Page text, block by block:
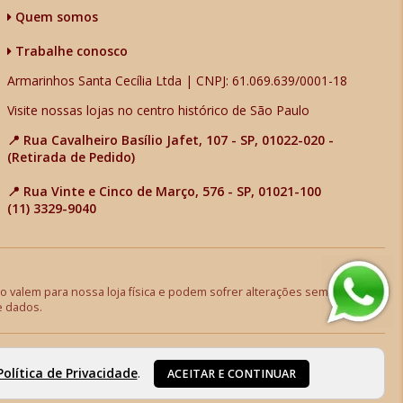
Quem somos
Trabalhe conosco
Armarinhos Santa Cecília Ltda | CNPJ: 61.069.639/0001-18
Visite nossas lojas no centro histórico de São Paulo
📍 Rua Cavalheiro Basílio Jafet, 107 - SP, 01022-020 -
(Retirada de Pedido)
📍 Rua Vinte e Cinco de Março, 576 - SP, 01021-100
(11) 3329-9040
para nossa loja física e podem sofrer alterações sem aviso
dados.
de Privacidade. ACEITAR E CONTINUAR